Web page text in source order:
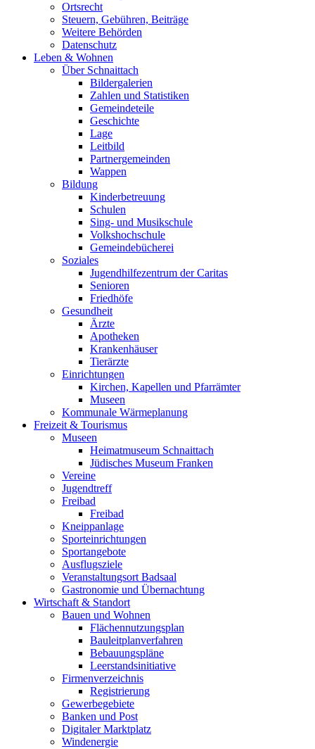
Ortsrecht
Steuern, Gebühren, Beiträge
Weitere Behörden
Datenschutz
Leben & Wohnen
Über Schnaittach
Bildergalerien
Zahlen und Statistiken
Gemeindeteile
Geschichte
Lage
Leitbild
Partnergemeinden
Wappen
Bildung
Kinderbetreuung
Schulen
Sing- und Musikschule
Volkshochschule
Gemeindebücherei
Soziales
Jugendhilfezentrum der Caritas
Senioren
Friedhöfe
Gesundheit
Ärzte
Apotheken
Krankenhäuser
Tierärzte
Einrichtungen
Kirchen, Kapellen und Pfarrämter
Museen
Kommunale Wärmeplanung
Freizeit & Tourismus
Museen
Heimatmuseum Schnaittach
Jüdisches Museum Franken
Vereine
Jugendtreff
Freibad
Freibad
Kneippanlage
Sporteinrichtungen
Sportangebote
Ausflugsziele
Veranstaltungsort Badsaal
Gastronomie und Übernachtung
Wirtschaft & Standort
Bauen und Wohnen
Flächennutzungsplan
Bauleitplanverfahren
Bebauungspläne
Leerstandsinitiative
Firmenverzeichnis
Registrierung
Gewerbegebiete
Banken und Post
Digitaler Marktplatz
Windenergie